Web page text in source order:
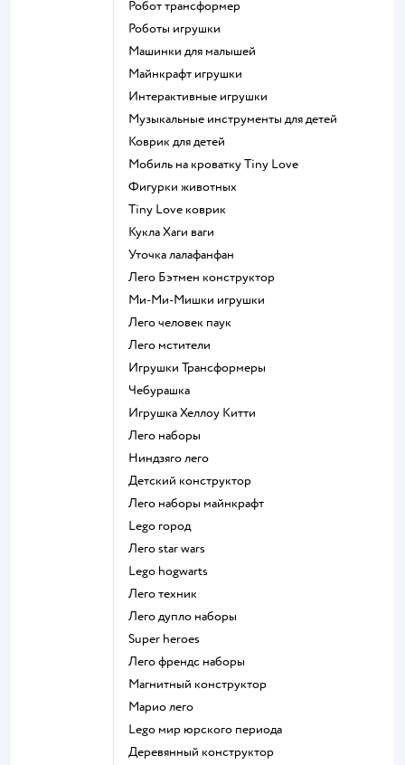
Робот трансформер
Роботы игрушки
Машинки для малышей
Майнкрафт игрушки
Интерактивные игрушки
Музыкальные инструменты для детей
Коврик для детей
Мобиль на кроватку Tiny Love
Фигурки животных
Tiny Love коврик
Кукла Хаги ваги
Уточка лалафанфан
Лего Бэтмен конструктор
Ми-Ми-Мишки игрушки
Лего человек паук
Лего мстители
Игрушки Трансформеры
Чебурашка
Игрушка Хеллоу Китти
Лего наборы
Ниндзяго лего
Детский конструктор
Лего наборы майнкрафт
Lego город
Лего star wars
Lego hogwarts
Лего техник
Лего дупло наборы
Super heroes
Лего френдс наборы
Магнитный конструктор
Марио лего
Lego мир юрского периода
Деревянный конструктор